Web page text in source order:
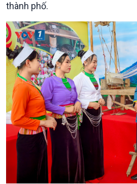
Kinh tế
Tin Kinh tế
Trước giờ mở cửa
Dòng chảy Kinh tế
Sức sống hàng Việt
Khởi nghiệp
Tuyên chiến với gian lận
thương mại
Tin
đảo
đảo
thành phố.